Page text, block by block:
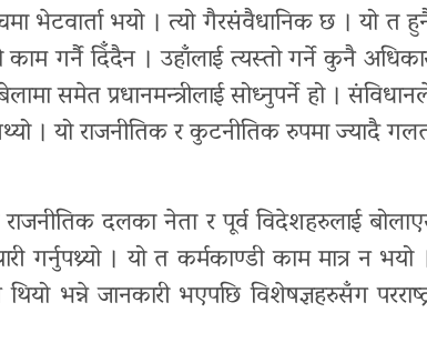
भेटवार्ता भयो । त्यो गैरसंवैधानिक छ । यो त
काम गर्नै दिँदैन । उहाँलाई त्यस्तो गर्ने कुनै
समेत प्रधानमन्त्रीलाई सोध्नुपर्ने हो ।
। यो राजनीतिक र कुटनीतिक रुपमा ज्यादै
राजनीतिक दलका नेता र पूर्व विदेशहरुलाई
। यो त कर्मकाण्डी काम मात्र न भयो
भन्ने जानकारी भएपछि विशेषज्ञहरुसँग